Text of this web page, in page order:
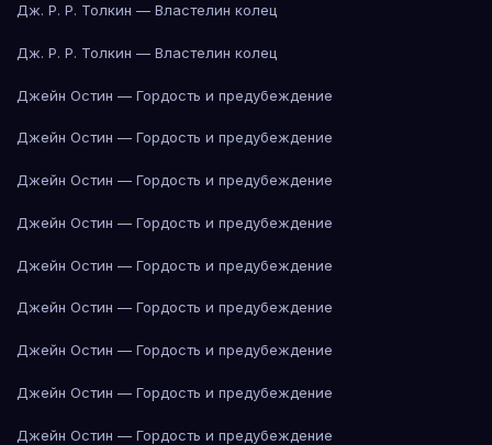
Дж. Р. Р. Толкин — Властелин колец
Дж. Р. Р. Толкин — Властелин колец
Джейн Остин — Гордость и предубеждение
Джейн Остин — Гордость и предубеждение
Джейн Остин — Гордость и предубеждение
Джейн Остин — Гордость и предубеждение
Джейн Остин — Гордость и предубеждение
Джейн Остин — Гордость и предубеждение
Джейн Остин — Гордость и предубеждение
Джейн Остин — Гордость и предубеждение
Джейн Остин — Гордость и предубеждение